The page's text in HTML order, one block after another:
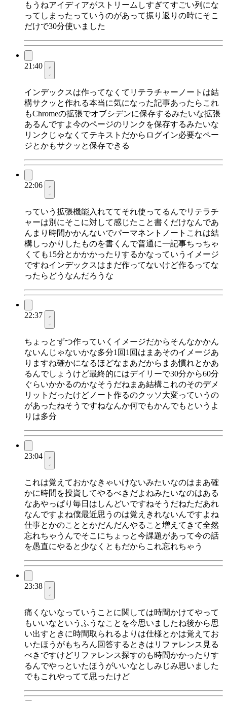
もうねアイディアがストリームしすぎてすごい列にな
ってしまったっていうのがあって振り返りの時にそこ
だけで30分使いました
21:40
インデックスは作ってなくてリテラチャーノートは結
構サクッと作れる本当に気になった記事あったらこれ
もChromeの拡張でオブシデンに保存するみたいな拡張
あるんですよ今のページのリンクを保存するみたいな
リンクじゃなくてテキストだからログイン必要なペー
ジとかもサクッと保存できる
22:06
っていう拡張機能入れててそれ使ってるんでリテラチ
ャーは別にそこに対して感じたこと書くだけなんであ
んまり時間かかんないでパーマネントノートこれは結
構しっかりしたものを書くんで普通に一記事ちっちゃ
くても15分とかかかったりするかなっていうイメージ
ですねインデックスはまだ作ってないけど作るってな
ったらどうなんだろうな
22:37
ちょっとずつ作っていくイメージだからそんなかかん
ないんじゃないかな多分1回1回はまあそのイメージあ
りますね確かになるほどなまあだからまあ慣れとかあ
るんでしょうけど最終的にはデイリーで30分から60分
ぐらいかかるのかなそうだねまあ結構これのそのデメ
リットだったけどノート作るのクッソ大変っていうの
があったねそうですねなんか何でもかんでもというよ
りは多分
23:04
これは覚えておかなきゃいけないみたいなのはまあ確
かに時間を投資してやるべきだよねみたいなのはある
なあやっぱり毎日はしんどいですねそうだねただあれ
なんですよね僕最近思うのは覚えきれないんですよね
仕事とかのこととかだんだんやること増えてきて全然
忘れちゃうんでそこにちょっと今課題があって今の話
を愚直にやると少なくともだからこれ忘れちゃう
23:38
痛くないなっていうことに関しては時間かけてやって
もいいなというふうなことを今思いましたね後から思
い出すときに時間取られるよりは仕様とかは覚えてお
いたほうがもちろん回答するときはリファレンス見る
べきですけどリファレンス探すのも時間かかったりす
るんでやっといたほうがいいなとしみじみ思いました
でもこれやってて思ったけど